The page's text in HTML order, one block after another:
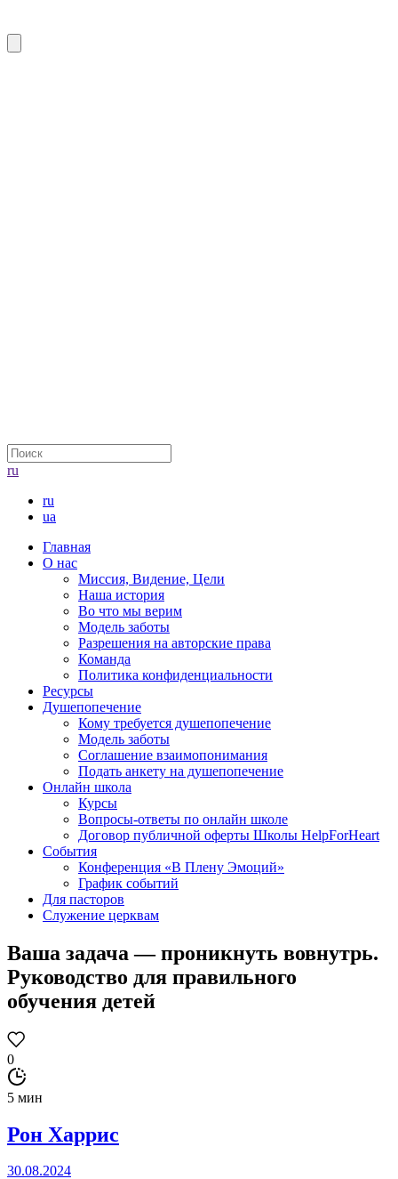
ru
ru
ua
Главная
О нас
Миссия, Видение, Цели
Наша история
Во что мы верим
Модель заботы
Разрешения на авторские права
Команда
Политика конфиденциальности
Ресурсы
Душепопечение
Кому требуется душепопечение
Модель заботы
Соглашение взаимопонимания
Подать анкету на душепопечение
Онлайн школа
Курсы
Вопросы-ответы по онлайн школе
Договор публичной оферты Школы HelpForHeart
События
Конференция «В Плену Эмоций»
График событий
Для пасторов
Служение церквам
Ваша задача — проникнуть вовнутрь.
Руководство для правильного
обучения детей
0
5 мин
Рон Харрис
30.08.2024